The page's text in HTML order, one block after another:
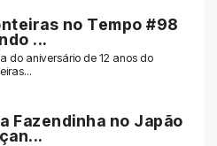
no Tempo #98
...
do aniversário de 12 anos do
Fazendinha no Japão